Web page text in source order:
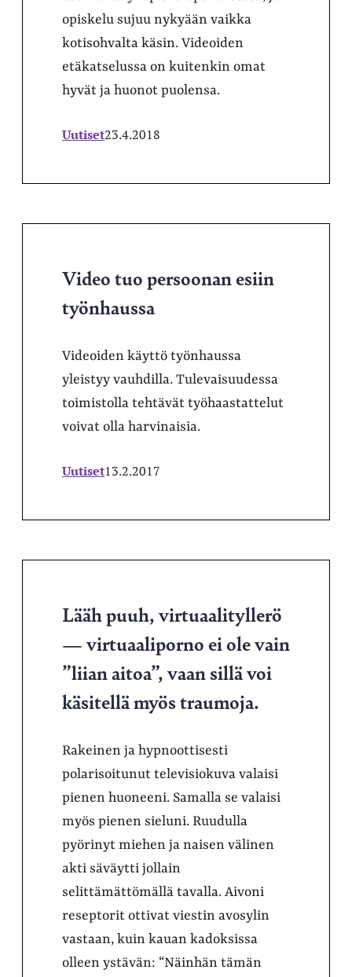
opiskelu sujuu nykyään vaikka
kotisohvalta käsin. Videoiden
etäkatselussa on kuitenkin omat
hyvät ja huonot puolensa.
Uutiset23.4.2018
Video tuo persoonan esiin
työnhaussa
Videoiden käyttö työnhaussa
yleistyy vauhdilla. Tulevaisuudessa
toimistolla tehtävät työhaastattelut
voivat olla harvinaisia.
Uutiset13.2.2017
Lääh puuh, virtuaalityllerö
— virtuaaliporno ei ole vain
”liian aitoa”, vaan sillä voi
käsitellä myös traumoja.
Rakeinen ja hypnoottisesti
polarisoitunut televisiokuva valaisi
pienen huoneeni. Samalla se valaisi
myös pienen sieluni. Ruudulla
pyörinyt miehen ja naisen välinen
akti säväytti jollain
selittämättömällä tavalla. Aivoni
reseptorit ottivat viestin avosylin
vastaan, kuin kauan kadoksissa
olleen ystävän: “Näinhän tämän